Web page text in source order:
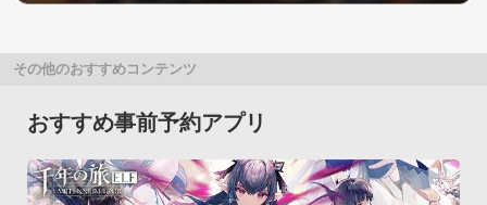
その他のおすすめコンテンツ
おすすめ事前予約アプリ